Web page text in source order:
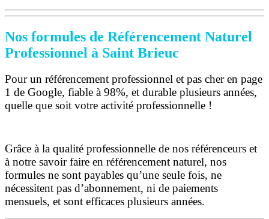
Nos formules de Référencement Naturel
Professionnel à Saint Brieuc
Pour un référencement professionnel et pas cher en page
1 de Google, fiable à 98%, et durable plusieurs années,
quelle que soit votre activité professionnelle !
Grâce à la qualité professionnelle de nos référenceurs et
à notre savoir faire en référencement naturel, nos
formules ne sont payables qu’une seule fois, ne
nécessitent pas d’abonnement, ni de paiements
mensuels, et sont efficaces plusieurs années.